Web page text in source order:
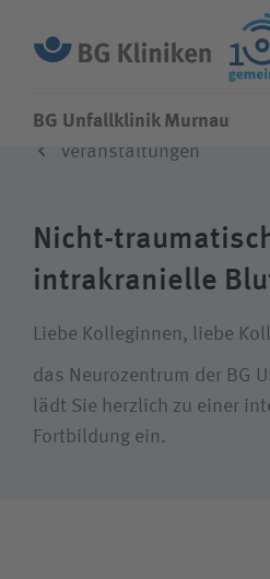
Über uns
Karriere
BG Unfallklinik Murnau
Veranstaltungen
Nicht-
intrakranielle
Liebe Kolleginnen, liebe
das Neurozentrum der BG
lädt Sie herzlich zu einer
Fortbildung ein.